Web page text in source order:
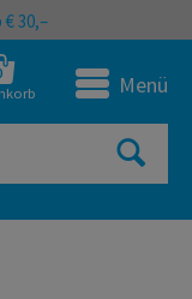
30,–
Menü